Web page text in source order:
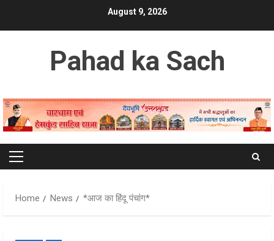
August 9, 2026
Pahad ka Sach
Primary
Home
News *आज का हिंदू पंचांग*